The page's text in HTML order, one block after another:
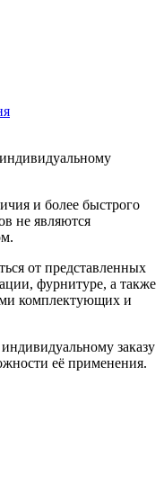
и более быстрого
не являются
от представленных
фурнитуре, а также
комплектующих и
заказу
её применения.